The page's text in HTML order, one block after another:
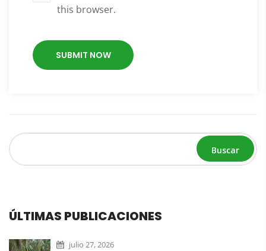
this browser.
Buscar
ÚLTIMAS PUBLICACIONES
julio 27, 2026